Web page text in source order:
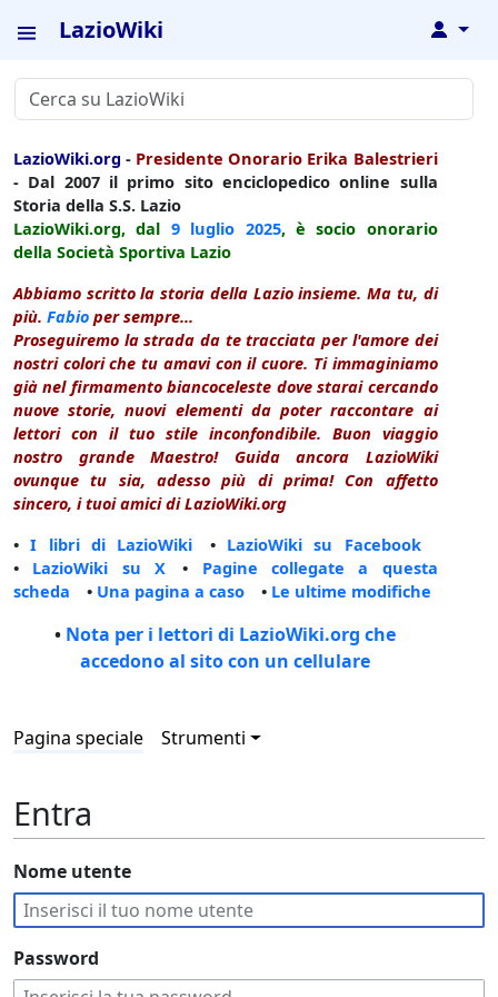
LazioWiki ↓
LazioWiki.org - Presidente Onorario Erika Balestrieri
- Dal 2007 il primo sito enciclopedico online sulla
Storia della S.S. Lazio
LazioWiki.org, dal 9 luglio 2025, è socio onorario
della Società Sportiva Lazio
Abbiamo scritto la storia della Lazio insieme. Ma tu, di
più. Fabio per sempre...
Proseguiremo la strada da te tracciata per l'amore dei
nostri colori che tu amavi con il cuore. Ti immaginiamo
già nel firmamento biancoceleste dove starai cercando
nuove storie, nuovi elementi da poter raccontare ai
lettori con il tuo stile inconfondibile. Buon viaggio
nostro grande Maestro! Guida ancora LazioWiki
ovunque tu sia, adesso più di prima! Con affetto
sincero, i tuoi amici di LazioWiki.org
•I libri di LazioWiki • LazioWiki su Facebook
• LazioWiki su X • Pagine collegate a questa
scheda • Una pagina a caso • Le ultime modifiche
• Nota per i lettori di LazioWiki.org che
accedono al sito con un cellulare
Pagina speciale Strumenti
Entra
Nome utente
Password